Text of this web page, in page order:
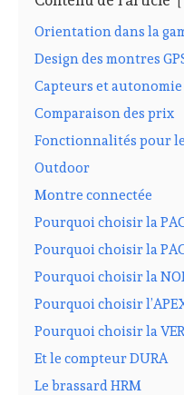
Orientation dans la
Design des montres
Capteurs et autonomie
Comparaison des prix
Fonctionnalités pour
Outdoor
Montre connectée
Pourquoi choisir la
Pourquoi choisir la
Pourquoi choisir la
Pourquoi choisir
Pourquoi choisir la
Et le compteur DURA
Le brassard HRM